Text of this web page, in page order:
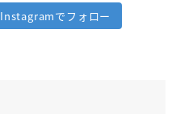
Instagramでフォロー